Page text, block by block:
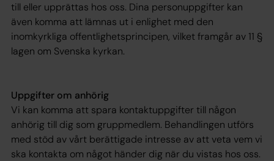
till eller upprättas hos oss. Dina personuppgifter kan
även komma att lämnas ut i enlighet med den
inomkyrkliga offentlighetsprincipen, vilket framgår av 11 §
lagen om Svenska kyrkan.
Uppgifter om anhörig
Vi kan komma att spara kontaktuppgifter till någon
anhörig till dig som gruppmedlem. Behandlingen utförs
med stöd av vårt berättigade intresse av att veta vem vi
ska kontakta om något händer dig när du vistas hos oss.